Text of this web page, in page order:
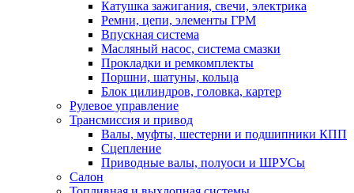
Катушка зажигания, свечи, электрика
Ремни, цепи, элементы ГРМ
Впускная система
Масляный насос, система смазки
Прокладки и ремкомплекты
Поршни, шатуны, кольца
Блок цилиндров, головка, картер
Рулевое управление
Трансмиссия и привод
Валы, муфты, шестерни и подшипники КПП
Сцепление
Приводные валы, полуоси и ШРУСы
Салон